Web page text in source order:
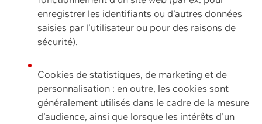
enregistrer les identifiants ou d'autres données
saisies par l'utilisateur ou pour des raisons de
sécurité).
Cookies de statistiques, de marketing et de
personnalisation : en outre, les cookies sont
généralement utilisés dans le cadre de la mesure
d'audience, ainsi que lorsque les intérêts d'un